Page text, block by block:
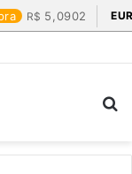
5,0902
a pena